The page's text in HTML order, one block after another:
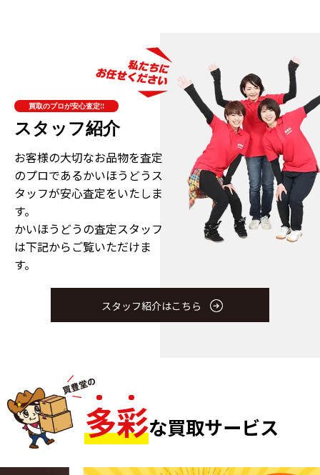
買取のプロが安心査定!!
スタッフ紹介
お客様の大切なお品物を査定
のプロであるかいほうどうス
タッフが安心査定をいたしま
す。
かいほうどうの査定スタッフ
は下記からご覧いただけま
す。
スタッフ紹介はこちら
多彩な買取サービス